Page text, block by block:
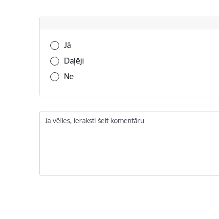
Vai šī informācija bija noderīga?
Jā
Daļēji
Nē
Ja vēlies, ieraksti šeit komentāru